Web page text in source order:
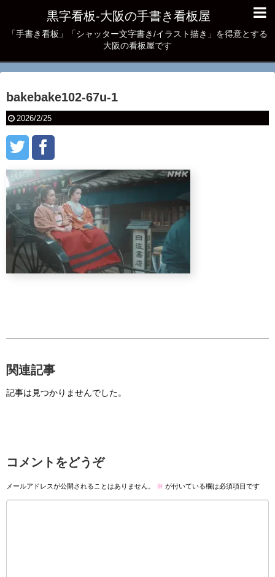
黒字看板‐大阪の手書き看板屋
「手書き看板」「シャッター文字書き/イラスト描き」を得意とする
大阪の看板屋です
bakebake102-67u-1
2026/2/25
関連記事
記事は見つかりませんでした。
コメントをどうぞ
メールアドレスが公開されることはありません。 ※ が付いている欄は必須項目です